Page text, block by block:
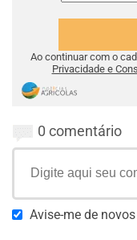
Ao continuar com o
Privacidade e
0 comentário
Avise-me de